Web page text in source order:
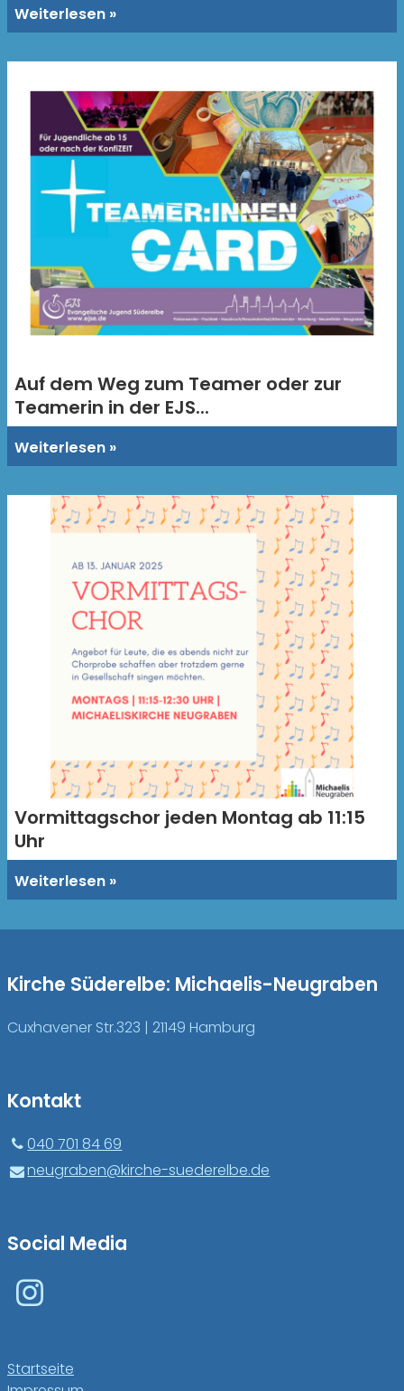
Weiterlesen
Auf dem Weg zum Teamer oder zur
Teamerin in der EJS...
Weiterlesen
Vormittagschor jeden Montag ab 11:15
Uhr
Weiterlesen
Kirche Süderelbe: Michaelis-Neugraben
Cuxhavener Str.323 | 21149 Hamburg
Kontakt
040 701 84 69
neugraben@​kirche-suederelbe.​de
Social Media
Startseite